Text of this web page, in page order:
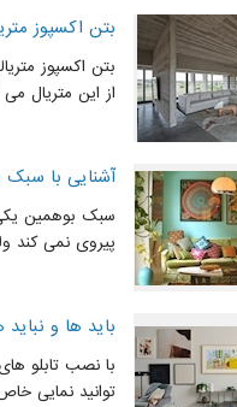
بتن اکسپوز
بتن اکسپوز
از این متریال
آشنایی با سبک
سبک بوهمین
پیروی نمی کند
باید ها و
با نصب تابلو
توانید نمایی